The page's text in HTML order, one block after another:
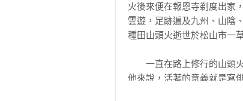
這幾年我失去一些人，或許
臉部肌肉開始失調，一時笑
誰知道呢？
或許就像現在這樣吧，懷念
卷四：一起
一起吃飯吧
一起讀書吧
一起看花吧
火後來便在報恩寺剃度出家
雲遊，足跡遍及九州、山陰
種田山頭火逝世於松山市一
一直在路上修行的山頭火
他來說，活著的意義就是寫